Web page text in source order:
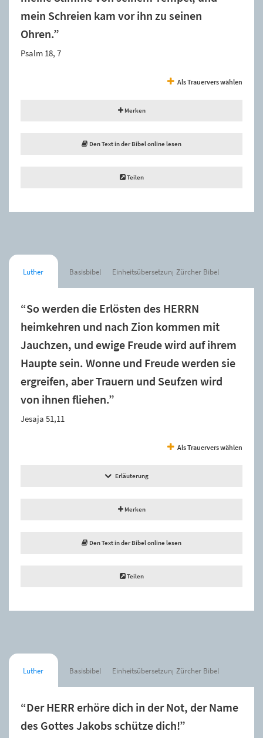
mein Schreien kam vor ihn zu seinen
Ohren.”
Psalm 18, 7
Als Trauervers wählen
Merken
Den Text in der Bibel online lesen
Teilen
Luther Basisbibel Einheitsübersetzung Zürcher Bibel
“So werden die Erlösten des HERRN
heimkehren und nach Zion kommen mit
Jauchzen, und ewige Freude wird auf ihrem
Haupte sein. Wonne und Freude werden sie
ergreifen, aber Trauern und Seufzen wird
von ihnen fliehen.”
Jesaja 51,11
Als Trauervers wählen
Erläuterung
Merken
Den Text in der Bibel online lesen
Teilen
Luther Basisbibel Einheitsübersetzung Zürcher Bibel
“Der HERR erhöre dich in der Not, der Name
des Gottes Jakobs schütze dich!”